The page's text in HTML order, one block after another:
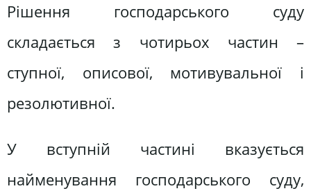
Рішення господарського суду
складається з чотирьох частин –
ступної, описової, мотивувальної і
резолютивної.
У вступній частині вказується
найменування господарського суду,